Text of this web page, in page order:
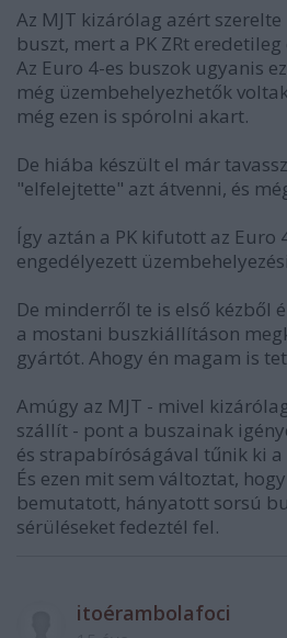
Az MJT kizárólag azért
buszt, mert a PK ZRt
Az Euro 4-es buszok ugyanis
még üzembehelyezhetők
még ezen is spórolni akart.
De hiába készült el már
"elfelejtette" azt átvenni, és
Így aztán a PK kifutott az Euro
engedélyezett
De minderről te is első kézből
a mostani buszkiállításon
gyártót. Ahogy én magam is
Amúgy az MJT - mivel
szállít - pont a buszainak
és strapabíróságával tűnik ki
És ezen mit sem változtat,
bemutatott, hányatott sorsú
sérüléseket fedeztél fel.
itoérambolafoci